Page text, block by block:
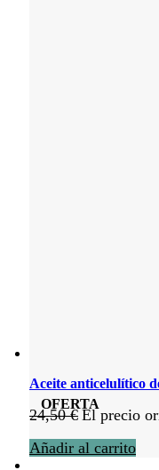
OFERTA
Aceite anticelulítico
24,50€ El precio
Añadir al carrito